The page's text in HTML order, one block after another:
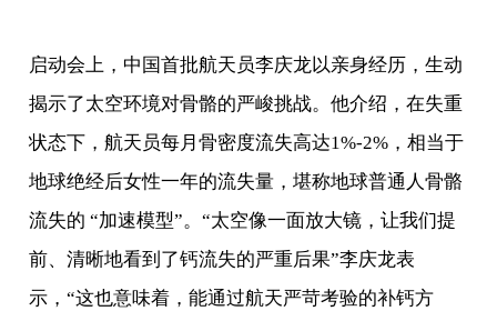
启动会上，中国首批航天员李庆龙以亲身经历，生动
揭示了太空环境对骨骼的严峻挑战。他介绍，在失重
状态下，航天员每月骨密度流失高达1%-2%，相当于
地球绝经后女性一年的流失量，堪称地球普通人骨骼
流失的 “加速模型”。“太空像一面放大镜，让我们提
前、清晰地看到了钙流失的严重后果”李庆龙表
示，“这也意味着，能通过航天严苛考验的补钙方